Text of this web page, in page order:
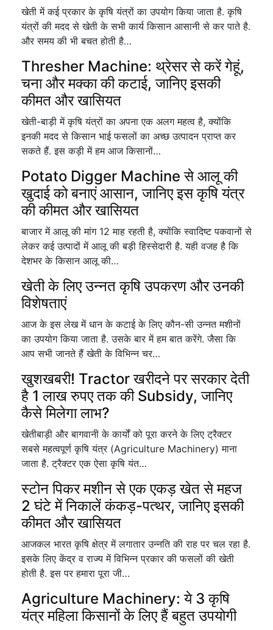
खेती में कई प्रकार के कृषि यंत्रों का उपयोग किया जाता है. कृषि
यंत्रों की मदद से खेती के सभी कार्य किसान आसानी से कर पाते है.
और समय की भी बचत होती है…
Thresher Machine: थ्रेसर से करें गेहूं,
चना और मक्का की कटाई, जानिए इसकी
कीमत और खासियत
खेती-बाड़ी में कृषि यंत्रों का अपना एक अलग महत्व है, क्योंकि
इनकी मदद से किसान भाई फसलों का अच्छ उत्पादन प्राप्त कर
सकते हैं. इस कड़ी में हम आज किसानों…
Potato Digger Machine से आलू की
खुदाई को बनाएं आसान, जानिए इस कृषि यंत्र
की कीमत और खासियत
बाजार में आलू की मांग 12 माह रहती है, क्योंकि स्वादिष्ट पकवानों से
लेकर कई उत्पादों में आलू की बड़ी हिस्सेदारी है. यही वजह है कि
देशभर के किसान आलू की…
खेती के लिए उन्नत कृषि उपकरण और उनकी
विशेषताएं
आज के इस लेख में धान के कटाई के लिए कौन-सी उन्नत मशीनों
का उपयोग किया जाता है. उसके बार में हम बात करेंगे. जैसा कि
आप सभी जानते हैं खेती के विभिन्न चर…
खुशखबरी! Tractor खरीदने पर सरकार देती
है 1 लाख रुपए तक की Subsidy, जानिए
कैसे मिलेगा लाभ?
खेतीबाड़ी और बागवानी के कार्यों को पूरा करने के लिए ट्रैक्टर
सबसे महत्वपूर्ण कृषि यंत्र (Agriculture Machinery) माना
जाता है. ट्रैक्टर एक ऐसा कृषि यंत…
स्टोन पिकर मशीन से एक एकड़ खेत से महज
2 घंटे में निकालें कंकड़-पत्थर, जानिए इसकी
कीमत और खासियत
आजकल भारत कृषि क्षेत्र में लगातार उन्नति की राह पर चल रहा है.
इसके लिए केंद्र व राज्य में विभिन्न प्रकार की फसलों की खेती
होती है. इस पर हमारा पूरा जी…
Agriculture Machinery: ये 3 कृषि
यंत्र महिला किसानों के लिए हैं बहुत उपयोगी